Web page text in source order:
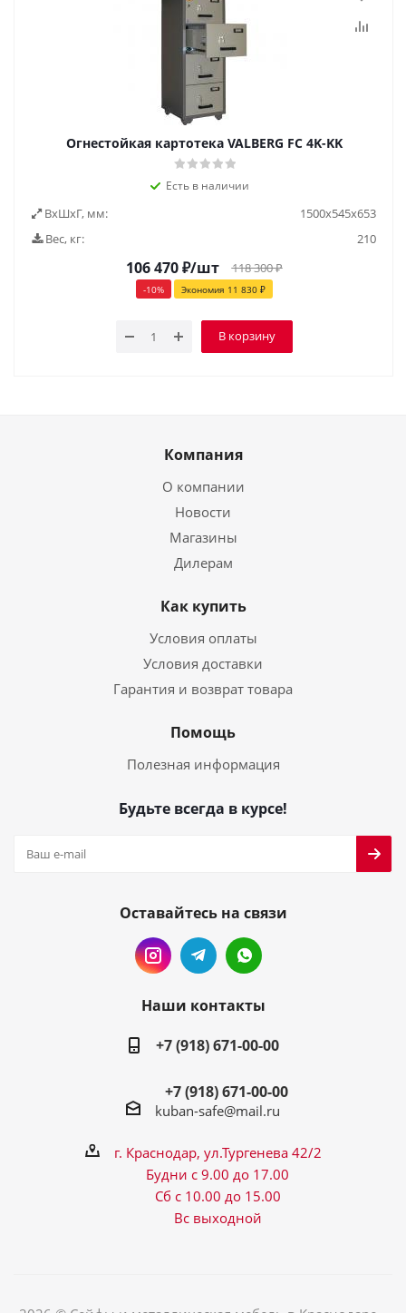
Огнестойкая картотека VALBERG FC 4K-KK
Есть в наличии
ВxШxГ, мм:
1500x545x653
Вес, кг:
210
106 470₽/шт 118 300₽
-10% Экономия 11 830₽
В корзину
Компания
О компании
Новости
Магазины
Дилерам
Как купить
Условия оплаты
Условия доставки
Гарантия и возврат товара
Помощь
Полезная информация
Будьте всегда в курсе!
Оставайтесь на связи
Наши контакты
+7 (918) 671-00-00
+7 (918) 671-00-00
kuban-safe@mail.ru
г. Краснодар, ул.Тургенева 42/2
Будни с 9.00 до 17.00
Сб с 10.00 до 15.00
Вс выходной